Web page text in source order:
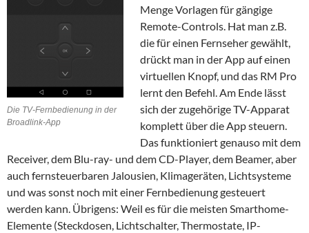
Die TV-Fernbedienung in der
Broadlink-App
Menge Vorlagen für gängige
Remote-Controls. Hat man z.B.
die für einen Fernseher gewählt,
drückt man in der App auf einen
virtuellen Knopf, und das RM Pro
lernt den Befehl. Am Ende lässt
sich der zugehörige TV-Apparat
komplett über die App steuern.
Das funktioniert genauso mit dem
Receiver, dem Blu-ray- und dem CD-Player, dem Beamer, aber
auch fernsteuerbaren Jalousien, Klimageräten, Lichtsysteme
und was sonst noch mit einer Fernbedienung gesteuert
werden kann. Übrigens: Weil es für die meisten Smarthome-
Elemente (Steckdosen, Lichtschalter, Thermostate, IP-